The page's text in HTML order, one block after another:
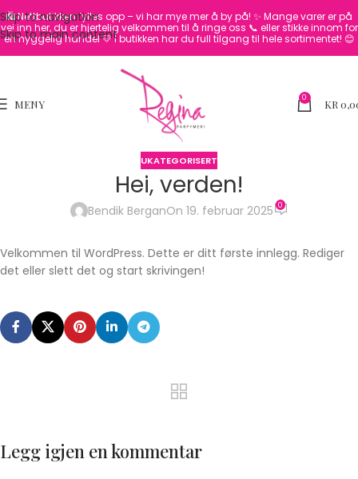
Skip to navigation
Skip to main content
🛍️ Nettbutikken fylles opp – vi har mye mer å by på! ✨ Mange varer er på
vei inn her, du er hjertelig velkommen til å ringe oss 📞 eller stikke innom for
en hyggelig handel 💛I butikken har du full tilgang til hele sortimentet! 😊
MENY 0 KR
UKATEGORISERT
Hei, verden!
Bendik BerganOn 19. februar 2025 0
Velkommen til WordPress. Dette er ditt første innlegg. Rediger
det eller slett det og start skrivingen!
Legg igjen en kommentar